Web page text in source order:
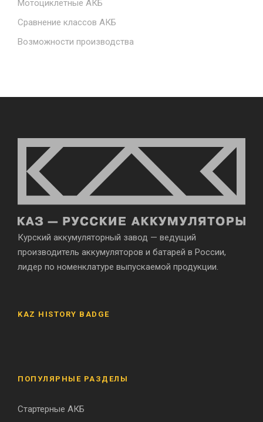
Мотоциклетные АКБ
Сравнение классов АКБ
Возможности производства
Курский аккумуляторный завод — ведущий
производитель аккумуляторов и батарей в России,
лидер по номенклатуре выпускаемой продукции.
KAZ HISTORY BADGE
ПОПУЛЯРНЫЕ РАЗДЕЛЫ
Стартерные АКБ